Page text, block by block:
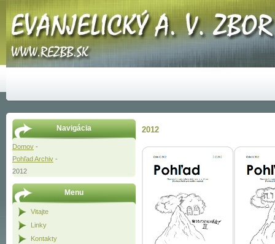
Navigácia
Domov -
Pohľad Archiv -
2012
Menu
Vitajte
Linky
Kontakty
2012